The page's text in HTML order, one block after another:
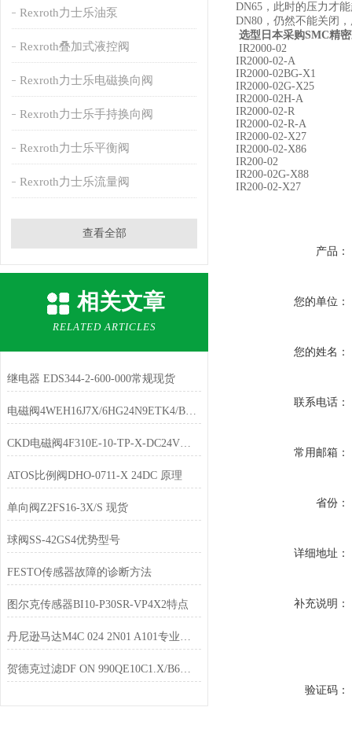
Rexroth力士乐油泵
Rexroth叠加式液控阀
Rexroth力士乐电磁换向阀
Rexroth力士乐手持换向阀
Rexroth力士乐平衡阀
Rexroth力士乐流量阀
查看全部
相关文章
RELATED ARTICLES
继电器 EDS344-2-600-000常规现货
电磁阀4WEH16J7X/6HG24N9ETK4/B10型号齐全
CKD电磁阀4F310E-10-TP-X-DC24V经销
ATOS比例阀DHO-0711-X 24DC 原理
单向阀Z2FS16-3X/S 现货
球阀SS-42GS4优势型号
FESTO传感器故障的诊断方法
图尔克传感器BI10-P30SR-VP4X2特点
丹尼逊马达M4C 024 2N01 A101专业供货
贺德克过滤DF ON 990QE10C1.X/B6有货
DN65，此时的压力才
DN80，仍然不能关闭
选型日本采购SMC精
IR2000-02
IR2000-02-A
IR2000-02BG-X1
IR2000-02G-X25
IR2000-02H-A
IR2000-02-R
IR2000-02-R-A
IR2000-02-X27
IR2000-02-X86
IR200-02
IR200-02G-X88
IR200-02-X27
产品：
您的单位：
您的姓名：
联系电话：
常用邮箱：
省份：
详细地址：
补充说明：
验证码：